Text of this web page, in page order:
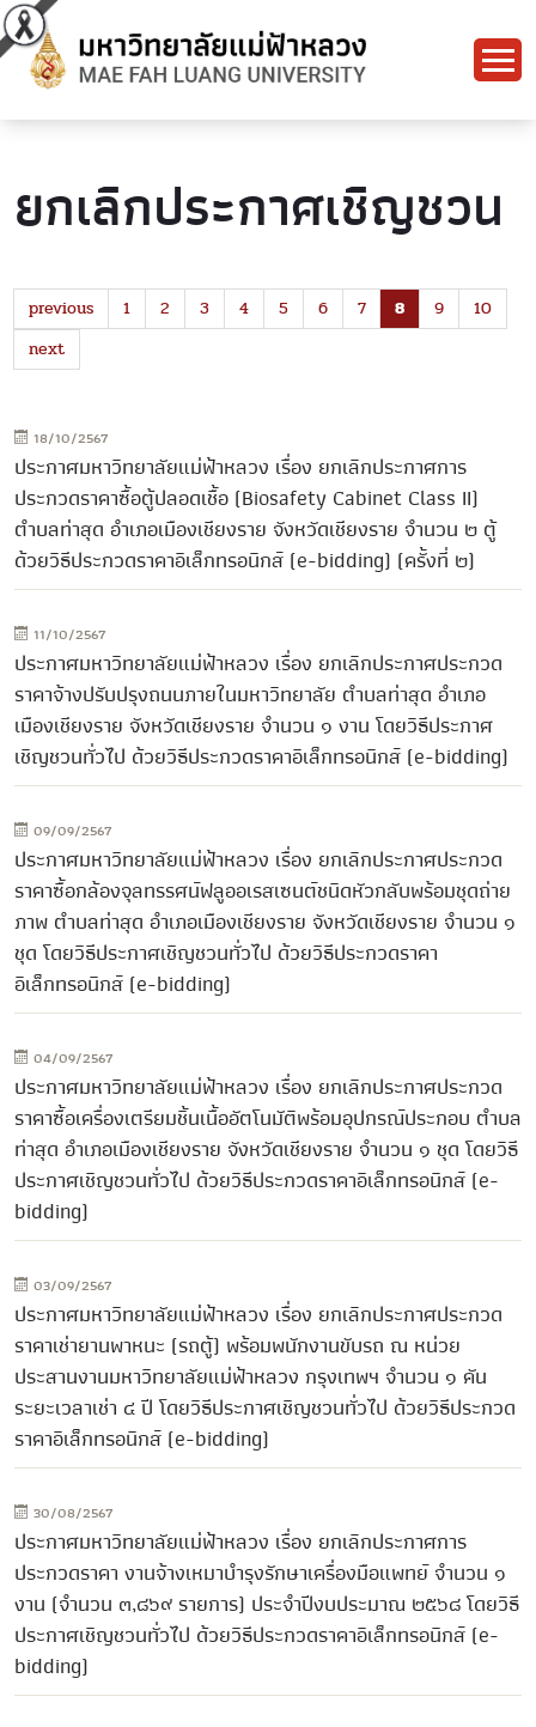
ยกเลิกประกาศเชิญชวน
previous 1 2 3 4 5 6 7 8 9
10
next
18/10/2567
ประกาศมหาวิทยาลัยแม่ฟ้าหลวง เรื่อง ยกเลิกประกาศการ
ประกวดราคาซื้อตู้ปลอดเชื้อ (Biosafety Cabinet Class II)
ตำบลท่าสุด อำเภอเมืองเชียงราย จังหวัดเชียงราย จำนวน ๒ ตู้
ด้วยวิธีประกวดราคาอิเล็กทรอนิกส์ (e-bidding) (ครั้งที่ ๒)
11/10/2567
ประกาศมหาวิทยาลัยแม่ฟ้าหลวง เรื่อง ยกเลิกประกาศประกวด
ราคาจ้างปรับปรุงถนนภายในมหาวิทยาลัย ตำบลท่าสุด อำเภอ
เมืองเชียงราย จังหวัดเชียงราย จำนวน ๑ งาน โดยวิธีประกาศ
เชิญชวนทั่วไป ด้วยวิธีประกวดราคาอิเล็กทรอนิกส์ (e-bidding)
09/09/2567
ประกาศมหาวิทยาลัยแม่ฟ้าหลวง เรื่อง ยกเลิกประกาศประกวด
ราคาซื้อกล้องจุลทรรศน์ฟลูออเรสเซนต์ชนิดหัวกลับพร้อมชุดถ่าย
ภาพ ตำบลท่าสุด อำเภอเมืองเชียงราย จังหวัดเชียงราย จำนวน ๑
ชุด โดยวิธีประกาศเชิญชวนทั่วไป ด้วยวิธีประกวดราคา
อิเล็กทรอนิกส์ (e-bidding)
04/09/2567
ประกาศมหาวิทยาลัยแม่ฟ้าหลวง เรื่อง ยกเลิกประกาศประกวด
ราคาซื้อเครื่องเตรียมชิ้นเนื้ออัตโนมัติพร้อมอุปกรณ์ประกอบ ตำบล
ท่าสุด อำเภอเมืองเชียงราย จังหวัดเชียงราย จำนวน ๑ ชุด โดยวิธี
ประกาศเชิญชวนทั่วไป ด้วยวิธีประกวดราคาอิเล็กทรอนิกส์ (e-
bidding)
03/09/2567
ประกาศมหาวิทยาลัยแม่ฟ้าหลวง เรื่อง ยกเลิกประกาศประกวด
ราคาเช่ายานพาหนะ (รถตู้) พร้อมพนักงานขับรถ ณ หน่วย
ประสานงานมหาวิทยาลัยแม่ฟ้าหลวง กรุงเทพฯ จำนวน ๑ คัน
ระยะเวลาเช่า ๔ ปี โดยวิธีประกาศเชิญชวนทั่วไป ด้วยวิธีประกวด
ราคาอิเล็กทรอนิกส์ (e-bidding)
30/08/2567
ประกาศมหาวิทยาลัยแม่ฟ้าหลวง เรื่อง ยกเลิกประกาศการ
ประกวดราคา งานจ้างเหมาบำรุงรักษาเครื่องมือแพทย์ จำนวน ๑
งาน (จำนวน ๓,๘๖๙ รายการ) ประจำปีงบประมาณ ๒๕๖๘ โดยวิธี
ประกาศเชิญชวนทั่วไป ด้วยวิธีประกวดราคาอิเล็กทรอนิกส์ (e-
bidding)